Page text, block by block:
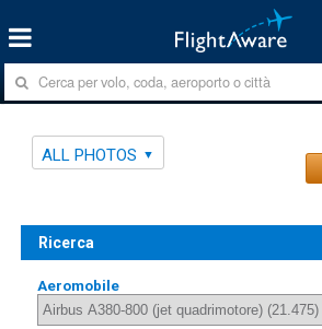
ALL PHOTOS
Ricerca
Aeromobile